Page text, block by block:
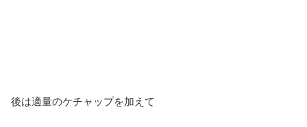
後は適量のケチャップを加えて